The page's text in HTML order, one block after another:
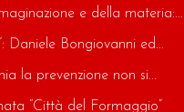
e della materia:...
Daniele Bongiovanni ed...
la prevenzione non si...
“Città del Formaggio”